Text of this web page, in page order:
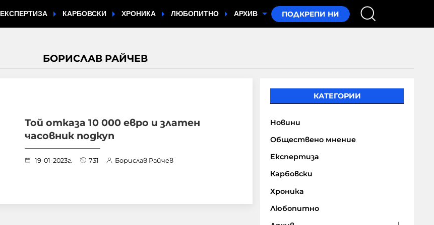
ЕКСПЕРТИЗА КАРБОВСКИ ХРОНИКА ЛЮБОПИТНО АРХИВ
БОРИСЛАВ РАЙЧЕВ
Той отказа 10 000 евро и златен
часовник подкуп
19-01-2023г. 731 Борислав Райчев
КАТЕГОРИИ
Новини
Обществено мнение
Експертиза
Карбовски
Хроника
Любопитно